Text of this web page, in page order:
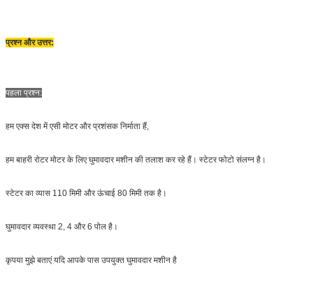
प्रश्न और उत्तर:
पहला प्रश्न:
हम एक्स देश में एसी मोटर और प्रशंसक निर्माता हैं,
हम बाहरी रोटर मोटर के लिए घुमावदार मशीन की तलाश कर रहे हैं। स्टेटर फोटो संलग्न है।
स्टेटर का व्यास 110 मिमी और ऊंचाई 80 मिमी तक है।
घुमावदार व्यवस्था 2, 4 और 6 पोल है।
कृपया मुझे बताएं यदि आपके पास उपयुक्त घुमावदार मशीन है